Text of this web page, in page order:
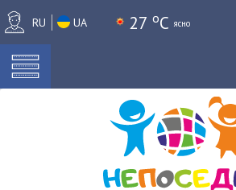
RU UA 27 oC ясно